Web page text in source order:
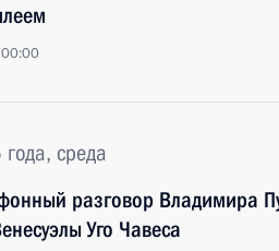
00:00
среда
разговор Владимира
Уго Чавеса